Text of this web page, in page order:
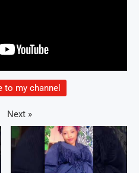
to my channel
Next »